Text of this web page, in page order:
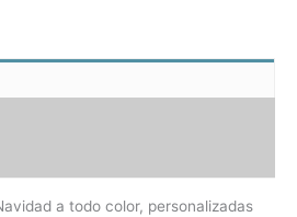
a todo color, personalizadas